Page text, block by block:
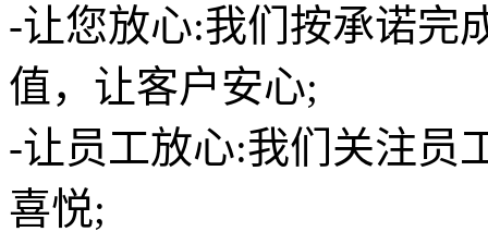
-让您放心:我们按承诺完
值，让客户安心;
-让员工放心:我们关注员
喜悦;